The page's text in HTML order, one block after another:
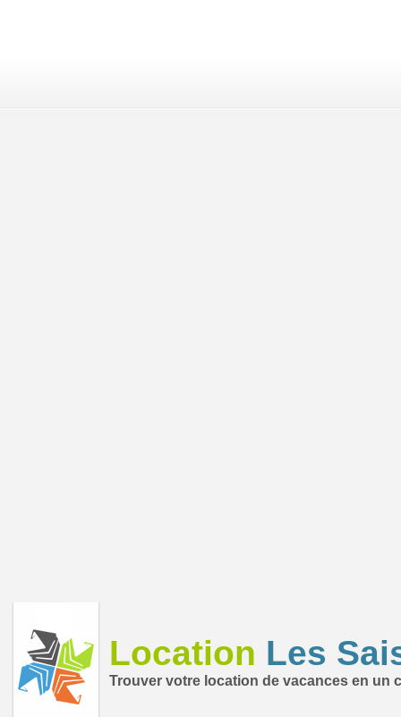
Location Les
Trouver votre location de vacances en un